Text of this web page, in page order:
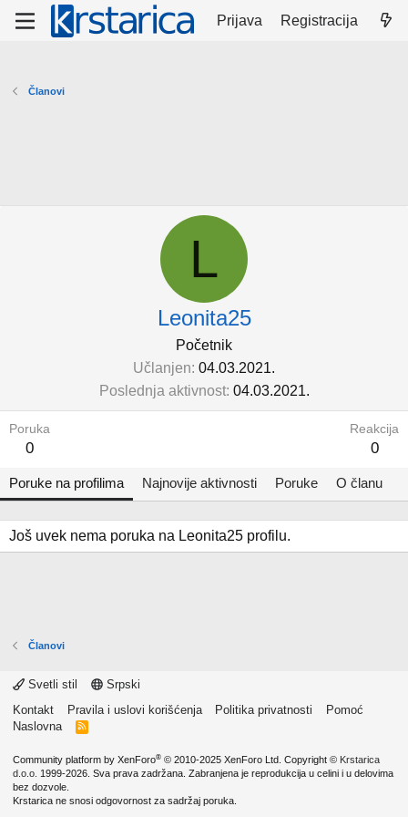
Prijava Registracija
Članovi
L
Leonita25
Početnik
Učlanjen 04.03.2021.
Poslednja aktivnost 04.03.2021.
Poruka
0
Reakcija
0
Poruke na profilima Najnovije aktivnosti Poruke O članu
Još uvek nema poruka na Leonita25 profilu.
Članovi
Svetli stil
Srpski
Kontakt
Pravila i uslovi korišćenja Politika privatnosti
Pomoć
Naslovna
R
Community platform by XenForo® © 2010-2025 XenForo Ltd. Copyright © Krstarica
d.o.o. 1999-2026. Sva prava zadržana. Zabranjena je reprodukcija u celini i u delovima
bez dozvole.
Krstarica ne snosi odgovornost za sadržaj poruka.